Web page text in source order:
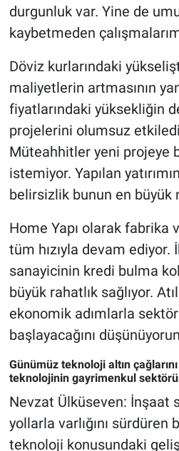
durgunluk var. Yine de
kaybetmeden
Döviz kurlarındaki
maliyetlerin artmasının
fiyatlarındaki yüksekliğin
projelerini olumsuz
Müteahhitler yeni projeye
istemiyor. Yapılan
belirsizlik bunun en büyük
Home Yapı olarak fabrika
tüm hızıyla devam ediyor.
sanayicinin kredi bulma
büyük rahatlık sağlıyor.
ekonomik adımlarla
başlayacağını
Günümüz teknoloji altın
teknolojinin gayrimenkul
Nevzat Ülküseven: İnşaat
yollarla varlığını
teknoloji konusundaki